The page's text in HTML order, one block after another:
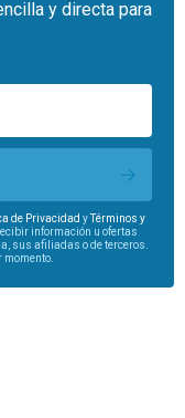
y directa para
de Privacidad yTérminos y
información u ofertas
sus afiliadas o de terceros.